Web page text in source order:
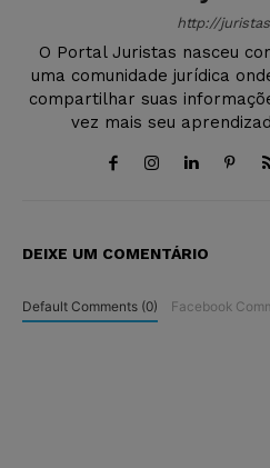
http://
O Portal Juristas nasceu
uma comunidade jurídica
compartilhar suas
vez mais seu
DEIXE UM COMENTÁRIO
Default Comments (0) Facebook